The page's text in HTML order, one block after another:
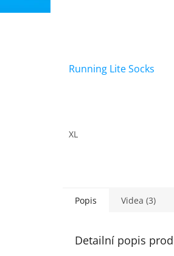
Running Lite Socks
XL
Popis Videa (3)
Detailní popis